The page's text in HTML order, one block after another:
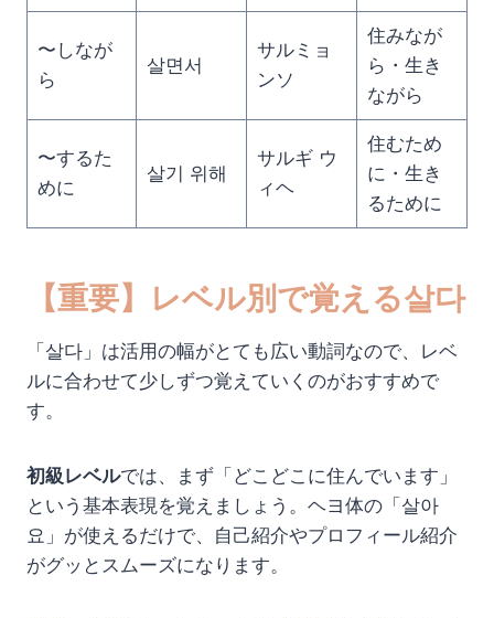
〜しなが
ら
살면서
サルミョ
ンソ
住みなが
ら・生き
ながら
〜するた
めに
살기 위해
サルギ ウ
ィヘ
住むため
に・生き
るために
【重要】レベル別で覚える살다
「살다」は活用の幅がとても広い動詞なので、レベ
ルに合わせて少しずつ覚えていくのがおすすめで
す。
初級レベルでは、まず「どこどこに住んでいます」
という基本表現を覚えましょう。ヘヨ体の「살아
요」が使えるだけで、自己紹介やプロフィール紹介
がグッとスムーズになります。